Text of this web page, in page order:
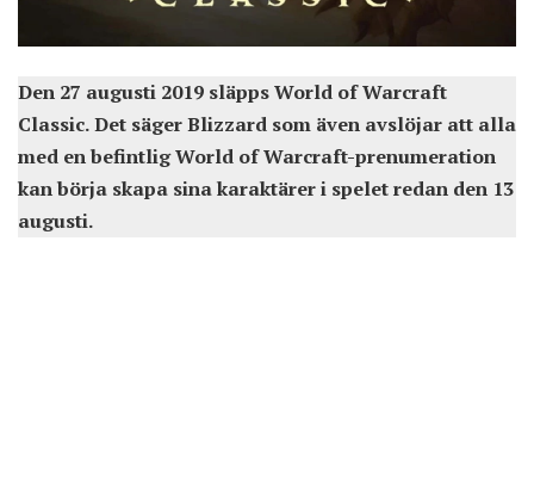
Den 27 augusti 2019 släpps World of Warcraft
Classic. Det säger Blizzard som även avslöjar att alla
med en befintlig World of Warcraft-prenumeration
kan börja skapa sina karaktärer i spelet redan den 13
augusti.